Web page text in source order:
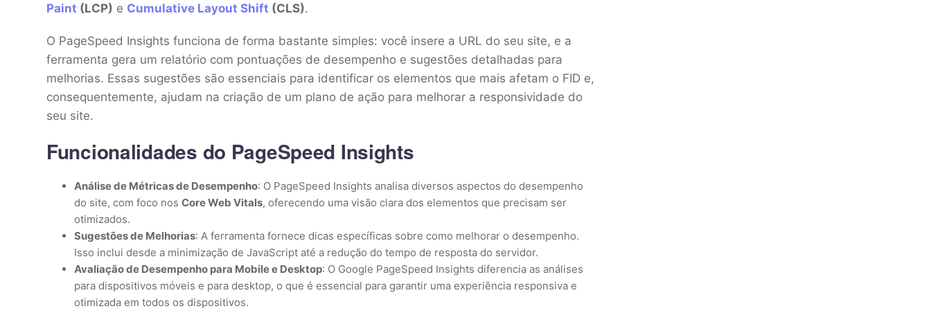
Paint (LCP) e Cumulative Layout Shift (CLS).
O PageSpeed Insights funciona de forma bastante simples: você insere a URL do seu site, e a
ferramenta gera um relatório com pontuações de desempenho e sugestões detalhadas para
melhorias. Essas sugestões são essenciais para identificar os elementos que mais afetam o FID e,
consequentemente, ajudam na criação de um plano de ação para melhorar a responsividade do
seu site.
Funcionalidades do PageSpeed Insights
Análise de Métricas de Desempenho: O PageSpeed Insights analisa diversos aspectos do desempenho
do site, com foco nos Core Web Vitals, oferecendo uma visão clara dos elementos que precisam ser
otimizados.
Sugestões de Melhorias: A ferramenta fornece dicas específicas sobre como melhorar o desempenho.
Isso inclui desde a minimização de JavaScript até a redução do tempo de resposta do servidor.
Avaliação de Desempenho para Mobile e Desktop: O Google PageSpeed Insights diferencia as análises
para dispositivos móveis e para desktop, o que é essencial para garantir uma experiência responsiva e
otimizada em todos os dispositivos.